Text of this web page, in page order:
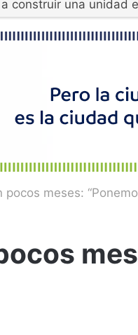
pocos meses: